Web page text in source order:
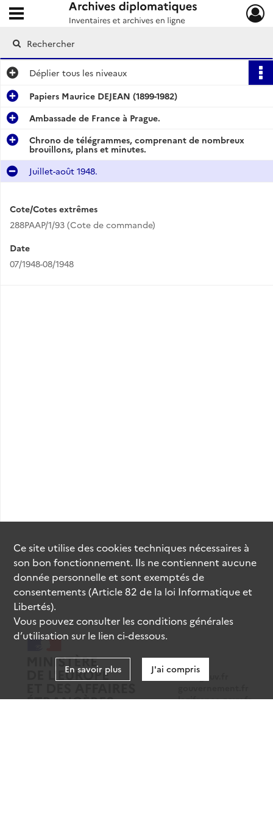
Archives diplomatiques
Ouvrir le menu déroulant
Déplier tous les niveaux
Papiers Maurice DEJEAN (1899-1982)
Ambassade de France à Prague.
Chrono de télégrammes, comprenant de nombreux
brouillons, plans et minutes.
Juillet-août 1948.
Cote/Cotes extrêmes
288PAAP/1/93 (Cote de commande)
Date
07/1948-08/1948
data.gouv.fr
legifrance.gouv.fr
Ce site utilise descookiestechniques nécessaires à
son bon fonctionnement. Ils ne contiennent aucune
donnée personnelle et sont exemptés de
consentements (Article 82 de la loi Informatique et
Libertés).
Vous pouvez consulter les conditions générales
d’utilisation sur le lien ci-dessous.
En savoir plus J'ai compris